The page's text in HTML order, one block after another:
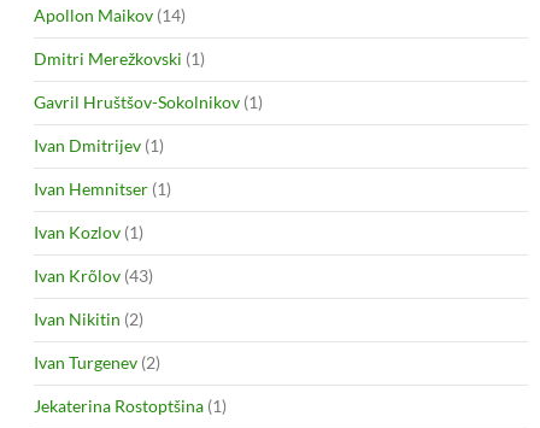
Apollon Maikov (14)
Dmitri Merežkovski (1)
Gavril Hruštšov-Sokolnikov (1)
Ivan Dmitrijev (1)
Ivan Hemnitser (1)
Ivan Kozlov (1)
Ivan Krõlov (43)
Ivan Nikitin (2)
Ivan Turgenev (2)
Jekaterina Rostoptšina (1)